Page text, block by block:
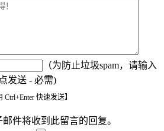
（为防止垃圾spam，请输入
发送 - 必需)
Ctrl+Enter 快速发送】
件将收到此留言的回复。